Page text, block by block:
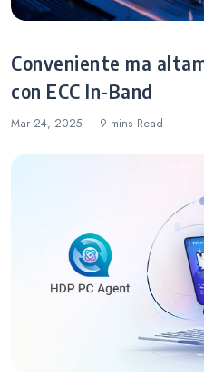
Conveniente ma
con ECC In-Band
Mar 24, 2025 9 mins Read